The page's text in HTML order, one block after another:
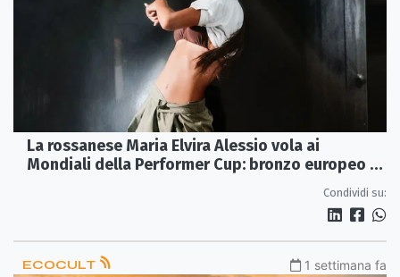
La rossanese Maria Elvira Alessio vola ai
Mondiali della Performer Cup: bronzo europeo e
Condividi su:
ECOCULT 1 settimana fa